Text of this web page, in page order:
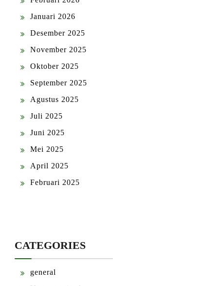
Januari 2026
Desember 2025
November 2025
Oktober 2025
September 2025
Agustus 2025
Juli 2025
Juni 2025
Mei 2025
April 2025
Februari 2025
CATEGORIES
general